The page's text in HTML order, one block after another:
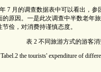
7 月的调查数据表中可以看出，
原因。一是此次调查中半数老年
俭，对消费持谨慎态度。
表 2 不同旅游方式的游客
Tabel.2 the tourists' expenditure of